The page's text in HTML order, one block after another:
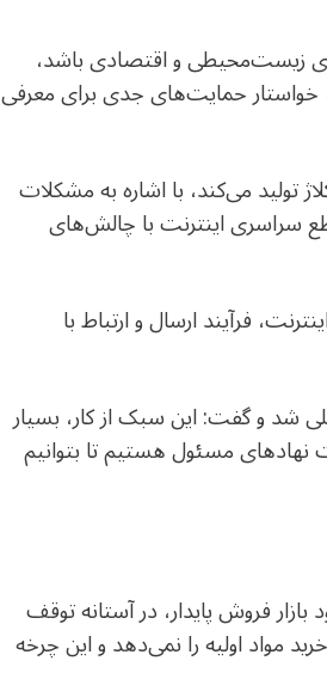
زیست‌محیطی و اقتصادی باشد،
خواستار حمایت‌های جدی برای معرفی
تولید می‌کند، با اشاره به مشکلات
سراسری اینترنت با چالش‌های
فرآیند ارسال و ارتباط با
شد و گفت: این سبک از کار، بسیار
نهادهای مسئول هستیم تا بتوانیم
فروش پایدار، در آستانه توقف
مواد اولیه را نمی‌دهد و این چرخه